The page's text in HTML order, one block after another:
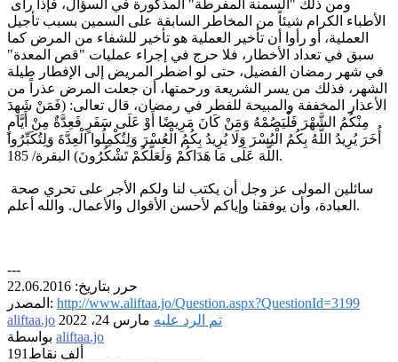
الأطباء الكرام شيئاً من المخاطر السابقة على السمين بسبب تأجيل
العملية، أو رأوا أن تأخير العملية هو تأخير للشفاء من المرض كما
سبق في تعداد الأخطار، فلا حرج في إجراء عمليات "قص المعدة"
في شهر رمضان الفضيل، حتى لو اضطر المريض إلى الإفطار طيلة
الشهر، فذلك من يسر الشريعة ورحمتها، أن جعلت المرض عذراً من
الأعذار المخففة والمبيحة للفطر في رمضان، قال تعالى: (فَمَنْ شَهِدَ
مِنْكُمُ الشَّهْرَ فَلْيَصُمْهُ وَمَنْ كَانَ مَرِيضًا أَوْ عَلَى سَفَرٍ فَعِدَّةٌ مِنْ أَيَّامٍ
أُخَرَ يُرِيدُ اللَّهُ بِكُمُ الْيُسْرَ وَلَا يُرِيدُ بِكُمُ الْعُسْرَ وَلِتُكْمِلُوا الْعِدَّةَ وَلِتُكَبِّرُوا
اللَّهَ عَلَى مَا هَدَاكُمْ وَلَعَلَّكُمْ تَشْكُرُونَ) البقرة/ 185.
العبادة، وأن يوفقنا وإياكم لأحسن الأقوال والأعمال. والله أعلم.
---
حرر بتاريخ: 22.06.2016
المصدر: http://www.aliftaa.jo/Question.aspx?QuestionId=3199
aliftaa.jo
تم الرد عليه مارس 24، 2022
aliftaa.jo
191ألف نقاط